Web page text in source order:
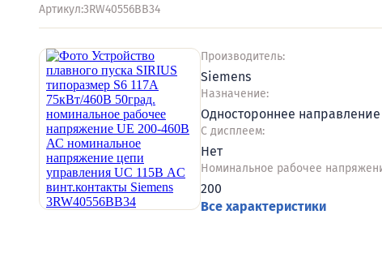
Артикул:3RW40556BB34
Производитель:
Siemens
Назначение:
Одностороннее направление
С дисплеем:
Нет
Номинальное рабочее
200
Все характеристики